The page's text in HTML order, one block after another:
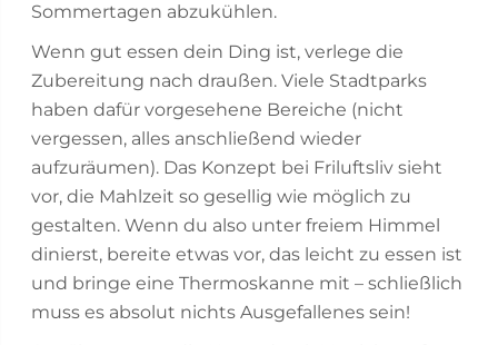
Sommertagen abzukühlen.
Wenn gut essen dein Ding ist, verlege die
Zubereitung nach draußen. Viele Stadtparks
haben dafür vorgesehene Bereiche (nicht
vergessen, alles anschließend wieder
aufzuräumen). Das Konzept bei Friluftsliv sieht
vor, die Mahlzeit so gesellig wie möglich zu
gestalten. Wenn du also unter freiem Himmel
dinierst, bereite etwas vor, das leicht zu essen ist
und bringe eine Thermoskanne mit – schließlich
muss es absolut nichts Ausgefallenes sein!